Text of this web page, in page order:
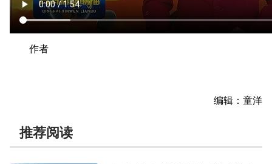
作者
编辑：童洋
推荐阅读